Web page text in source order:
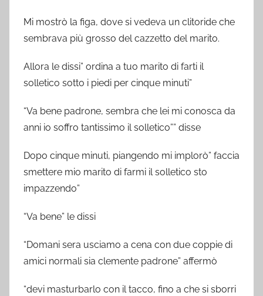
Mi mostrò la figa, dove si vedeva un clitoride che
sembrava più grosso del cazzetto del marito.
Allora le dissi” ordina a tuo marito di farti il
solletico sotto i piedi per cinque minuti”
“Va bene padrone, sembra che lei mi conosca da
anni io soffro tantissimo il solletico”” disse
Dopo cinque minuti, piangendo mi implorò” faccia
smettere mio marito di farmi il solletico sto
impazzendo”
“Va bene” le dissi
“Domani sera usciamo a cena con due coppie di
amici normali sia clemente padrone” affermò
“devi masturbarlo con il tacco, fino a che si sborri